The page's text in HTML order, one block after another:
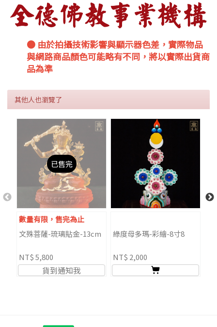
● 由於拍攝技術影響與顯示器色差，實際物品
與網路商品顏色可能略有不同，將以實際出貨商
品為準
其他人也瀏覽了
已售完
數量有限，售完為止
文殊菩薩-琉璃貼金-13cm
NT$ 5,800
貨到通知我
綠度母多瑪-彩繪-8寸8
NT$ 2,000